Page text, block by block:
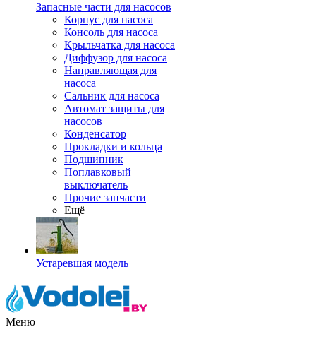
Запасные части для насосов
Корпус для насоса
Консоль для насоса
Крыльчатка для насоса
Диффузор для насоса
Направляющая для
насоса
Сальник для насоса
Автомат защиты для
насосов
Конденсатор
Прокладки и кольца
Подшипник
Поплавковый
выключатель
Прочие запчасти
Ещё
Устаревшая модель
Меню